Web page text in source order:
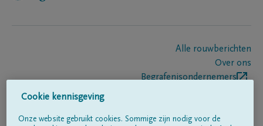
Alle rouwberichten
Over ons
Begrafenisondernemers
Cookie kennisgeving
Onze website gebruikt cookies. Sommige zijn nodig voor de